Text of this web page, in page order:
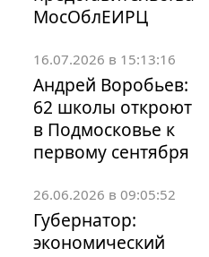
МосОблЕИРЦ
16.07.2026 в 15:13:16
Андрей Воробьев:
62 школы откроют
в Подмосковье к
первому сентября
26.06.2026 в 09:05:52
Губернатор:
экономический